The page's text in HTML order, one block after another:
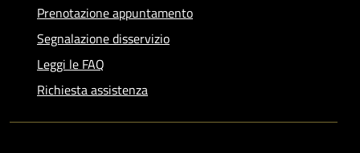
Prenotazione appuntamento
Segnalazione disservizio
Leggi le FAQ
Richiesta assistenza